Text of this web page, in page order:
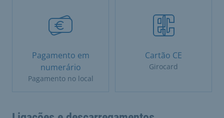
Pagamento em
numerário
Pagamento no local
Cartão CE
Girocard